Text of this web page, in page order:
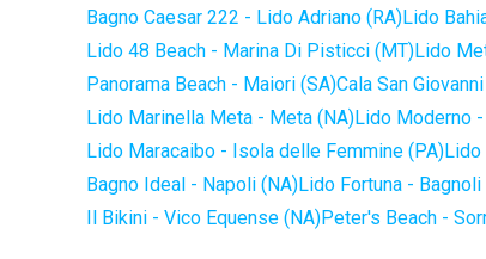
Bagno Caesar 222 - Lido Adriano (RA)Lido
Lido 48 Beach - Marina Di Pisticci (MT)Lido
Panorama Beach - Maiori (SA)Cala San
Lido Marinella Meta - Meta (NA)Lido Moderno
Lido Maracaibo - Isola delle Femmine (PA)Lido
Bagno Ideal - Napoli (NA)Lido Fortuna - Bagnoli
Il Bikini - Vico Equense (NA)Peter's Beach -